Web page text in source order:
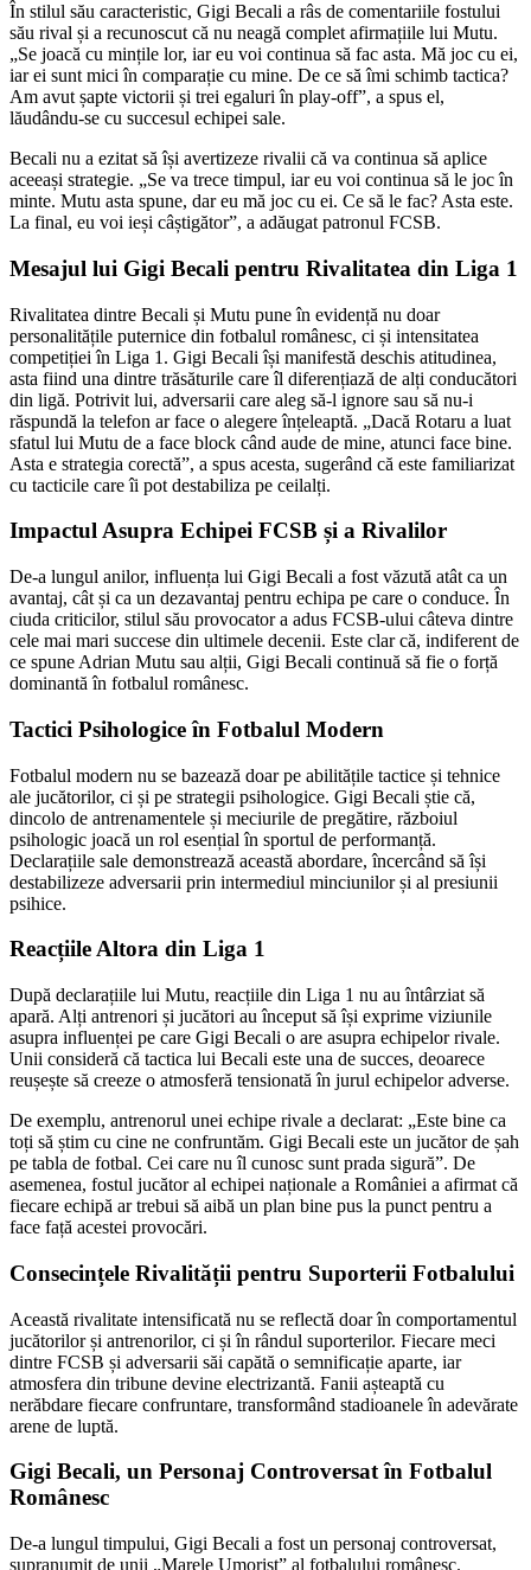
În stilul său caracteristic, Gigi Becali a râs de comentariile fostului
său rival și a recunoscut că nu neagă complet afirmațiile lui Mutu.
„Se joacă cu mințile lor, iar eu voi continua să fac asta. Mă joc cu ei,
iar ei sunt mici în comparație cu mine. De ce să îmi schimb tactica?
Am avut șapte victorii și trei egaluri în play-off”, a spus el,
lăudându-se cu succesul echipei sale.
Becali nu a ezitat să își avertizeze rivalii că va continua să aplice
aceeași strategie. „Se va trece timpul, iar eu voi continua să le joc în
minte. Mutu asta spune, dar eu mă joc cu ei. Ce să le fac? Asta este.
La final, eu voi ieși câștigător”, a adăugat patronul FCSB.
Mesajul lui Gigi Becali pentru Rivalitatea din Liga 1
Rivalitatea dintre Becali și Mutu pune în evidență nu doar
personalitățile puternice din fotbalul românesc, ci și intensitatea
competiției în Liga 1. Gigi Becali își manifestă deschis atitudinea,
asta fiind una dintre trăsăturile care îl diferențiază de alți conducători
din ligă. Potrivit lui, adversarii care aleg să-l ignore sau să nu-i
răspundă la telefon ar face o alegere înțeleaptă. „Dacă Rotaru a luat
sfatul lui Mutu de a face block când aude de mine, atunci face bine.
Asta e strategia corectă”, a spus acesta, sugerând că este familiarizat
cu tacticile care îi pot destabiliza pe ceilalți.
Impactul Asupra Echipei FCSB și a Rivalilor
De-a lungul anilor, influența lui Gigi Becali a fost văzută atât ca un
avantaj, cât și ca un dezavantaj pentru echipa pe care o conduce. În
ciuda criticilor, stilul său provocator a adus FCSB-ului câteva dintre
cele mai mari succese din ultimele decenii. Este clar că, indiferent de
ce spune Adrian Mutu sau alții, Gigi Becali continuă să fie o forță
dominantă în fotbalul românesc.
Tactici Psihologice în Fotbalul Modern
Fotbalul modern nu se bazează doar pe abilitățile tactice și tehnice
ale jucătorilor, ci și pe strategii psihologice. Gigi Becali știe că,
dincolo de antrenamentele și meciurile de pregătire, războiul
psihologic joacă un rol esențial în sportul de performanță.
Declarațiile sale demonstrează această abordare, încercând să își
destabilizeze adversarii prin intermediul minciunilor și al presiunii
psihice.
Reacțiile Altora din Liga 1
După declarațiile lui Mutu, reacțiile din Liga 1 nu au întârziat să
apară. Alți antrenori și jucători au început să își exprime viziunile
asupra influenței pe care Gigi Becali o are asupra echipelor rivale.
Unii consideră că tactica lui Becali este una de succes, deoarece
reușește să creeze o atmosferă tensionată în jurul echipelor adverse.
De exemplu, antrenorul unei echipe rivale a declarat: „Este bine ca
toți să știm cu cine ne confruntăm. Gigi Becali este un jucător de șah
pe tabla de fotbal. Cei care nu îl cunosc sunt prada sigură”. De
asemenea, fostul jucător al echipei naționale a României a afirmat că
fiecare echipă ar trebui să aibă un plan bine pus la punct pentru a
face față acestei provocări.
Consecințele Rivalității pentru Suporterii Fotbalului
Această rivalitate intensificată nu se reflectă doar în comportamentul
jucătorilor și antrenorilor, ci și în rândul suporterilor. Fiecare meci
dintre FCSB și adversarii săi capătă o semnificație aparte, iar
atmosfera din tribune devine electrizantă. Fanii așteaptă cu
nerăbdare fiecare confruntare, transformând stadioanele în adevărate
arene de luptă.
Gigi Becali, un Personaj Controversat în Fotbalul
Românesc
De-a lungul timpului, Gigi Becali a fost un personaj controversat,
supranumit de unii „Marele Umorist” al fotbalului românesc.